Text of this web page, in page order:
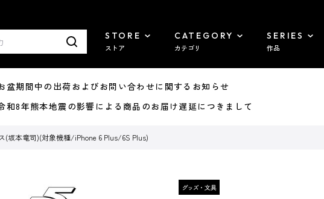
STORE
ストア
CATEGORY
カテゴリ
SERIES
作品
期間中の出荷およびお問い合わせに関するお知らせ
8年熊本地震の影響による商品のお届け遅延につきまして
(坂本竜司)(対象機種/iPhone 6 Plus/6S Plus)